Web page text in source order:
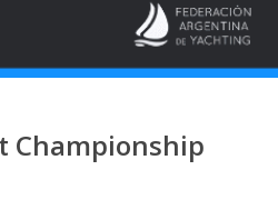
Championship